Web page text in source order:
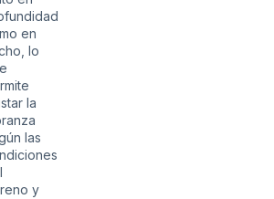
en
lo
la
las
y